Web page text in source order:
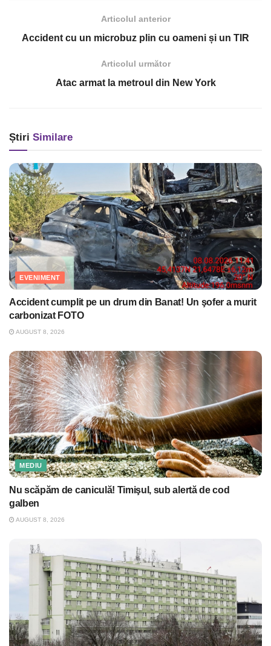
Articolul anterior
Accident cu un microbuz plin cu oameni și un TIR
Articolul următor
Atac armat la metroul din New York
Știri Similare
EVENIMENT
Accident cumplit pe un drum din Banat! Un şofer a murit
carbonizat FOTO
AUGUST 8, 2026
MEDIU
Nu scăpăm de caniculă! Timişul, sub alertă de cod
galben
AUGUST 8, 2026